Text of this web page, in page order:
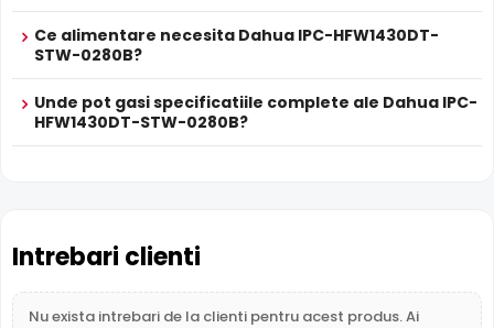
BLC (Compensare Lumina)
dotata camera Dahua IPC-HFW1430DT-STW-0280B,
Dahua IPC-HFW1430DT-STW-0280B dispune de
incorporatcare permite inregistrarea audio in timp real.
Sunetul se sincronizeaza cu imaginea video, utila pentru
Ce alimentare necesita Dahua IPC-HFW1430DT-
STW-0280B?
Unde pot gasi specificatiile complete ale Dahua IPC-
HFW1430DT-STW-0280B?
Intrebari clienti
Nu exista intrebari de la clienti pentru acest produs. Ai